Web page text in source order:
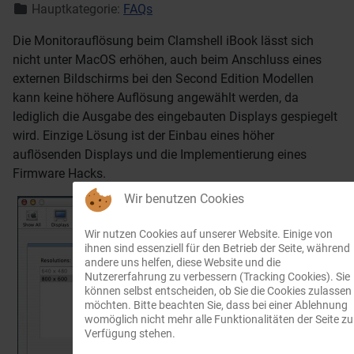
Hauptkategorie: FAQs
Die Monitorauflösung beim Clamshell iBook lässt sich
nicht unter MacOS erhöhen, auch beim Anschluss eines
externen Bildschirms bei den Second Edition Modellen
kann keine höhere Auflösung angewählt werden, da
lediglich die Ausgabe des eingebauten Displays gespiegelt
wird. Einzige Lösung ist der Einbau eines höher
auflösenden Displays und die Implementierung eines
Firmware Hacks.
Wir benutzen Cookies
Wir nutzen Cookies auf unserer Website. Einige von
ihnen sind essenziell für den Betrieb der Seite, während
andere uns helfen, diese Website und die
Nutzererfahrung zu verbessern (Tracking Cookies). Sie
können selbst entscheiden, ob Sie die Cookies zulassen
möchten. Bitte beachten Sie, dass bei einer Ablehnung
womöglich nicht mehr alle Funktionalitäten der Seite
Verfügung stehen.